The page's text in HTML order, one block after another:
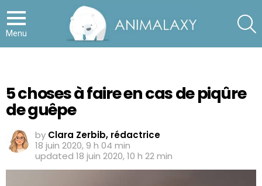
Menu
5 choses à faire en cas de piqûre
de guêpe
by Clara Zerbib, rédactrice
18 juin 2020, 9 h 04 min
updated 18 juin 2020, 10 h 22 min